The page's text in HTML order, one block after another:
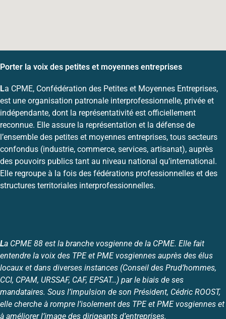
Porter la voix des petites et moyennes entreprises
La CPME, Confédération des Petites et Moyennes Entreprises,
est une organisation patronale interprofessionnelle, privée et
indépendante, dont la représentativité est officiellement
reconnue. Elle assure la représentation et la défense de
l’ensemble des petites et moyennes entreprises, tous secteurs
confondus (industrie, commerce, services, artisanat), auprès
des pouvoirs publics tant au niveau national qu’international.
Elle regroupe à la fois des fédérations professionnelles et des
structures territoriales interprofessionnelles.
La CPME 88 est la branche vosgienne de la CPME. Elle fait
entendre la voix des TPE et PME vosgiennes auprès des élus
locaux et dans diverses instances (Conseil des Prud’hommes,
CCI, CPAM, URSSAF, CAF, EPSAT…) par le biais de ses
mandataires. Sous l’impulsion de son Président, Cédric ROOST,
elle cherche à rompre l’isolement des TPE et PME vosgiennes et
à améliorer l’image des dirigeants d’entreprises.